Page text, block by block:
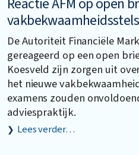
De Autoriteit Financiële
gereageerd op een open
Koesveld zijn zorgen uit
het nieuwe
examens zouden
adviespraktijk.
Lees verder…